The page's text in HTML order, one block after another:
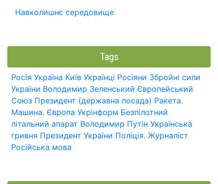
Навколишнє середовище
Tags
Росія Україна Київ Українці Росіяни Збройні сили
України Володимир Зеленський Європейський
Союз Президент (державна посада) Ракета.
Машина. Європа Укрінформ Безпілотний
літальний апарат Володимир Путін Українська
гривня Президент України Поліція. Журналіст
Російська мова